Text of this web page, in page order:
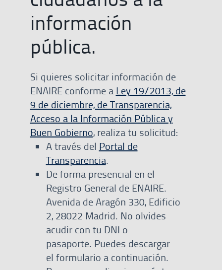
información
pública.
Si quieres solicitar información de
ENAIRE conforme a Ley 19/2013, de
9 de diciembre, de Transparencia,
Acceso a la Información Pública y
Buen Gobierno, realiza tu solicitud:
A través del Portal de
Transparencia.
De forma presencial en el
Registro General de ENAIRE.
Avenida de Aragón 330, Edificio
2, 28022 Madrid. No olvides
acudir con tu DNI o
pasaporte. Puedes descargar
el formulario a continuación.